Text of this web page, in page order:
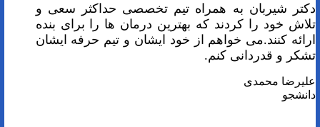
دکتر شیربان به همراه تیم تخصصی حداکثر سعی و
تلاش خود را کردند که بهترین درمان ها را برای بنده
ارائه کنند.می خواهم از خود ایشان و تیم حرفه ایشان
تشکر و قدردانی کنم.
علیرضا محمدی
دانشجو